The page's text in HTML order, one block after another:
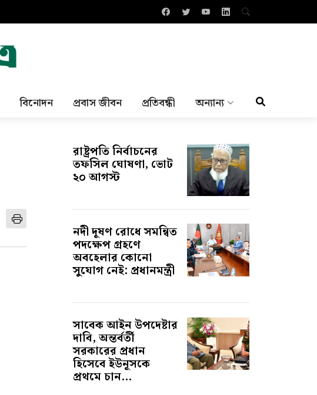
বিনোদন প্রবাস জীবন প্রতিবন্ধী অন্যান্য
রাষ্ট্রপতি নির্বাচনের
তফসিল ঘোষণা, ভোট
২০ আগস্ট
নদী দূষণ রোধে সমন্বিত
পদক্ষেপ গ্রহণে
অবহেলার কোনো
সুযোগ নেই: প্রধানমন্ত্রী
সাবেক আইন উপদেষ্টার
দাবি, অন্তর্বর্তী
সরকারের প্রধান
হিসেবে ইউনূসকে
প্রথমে চান...